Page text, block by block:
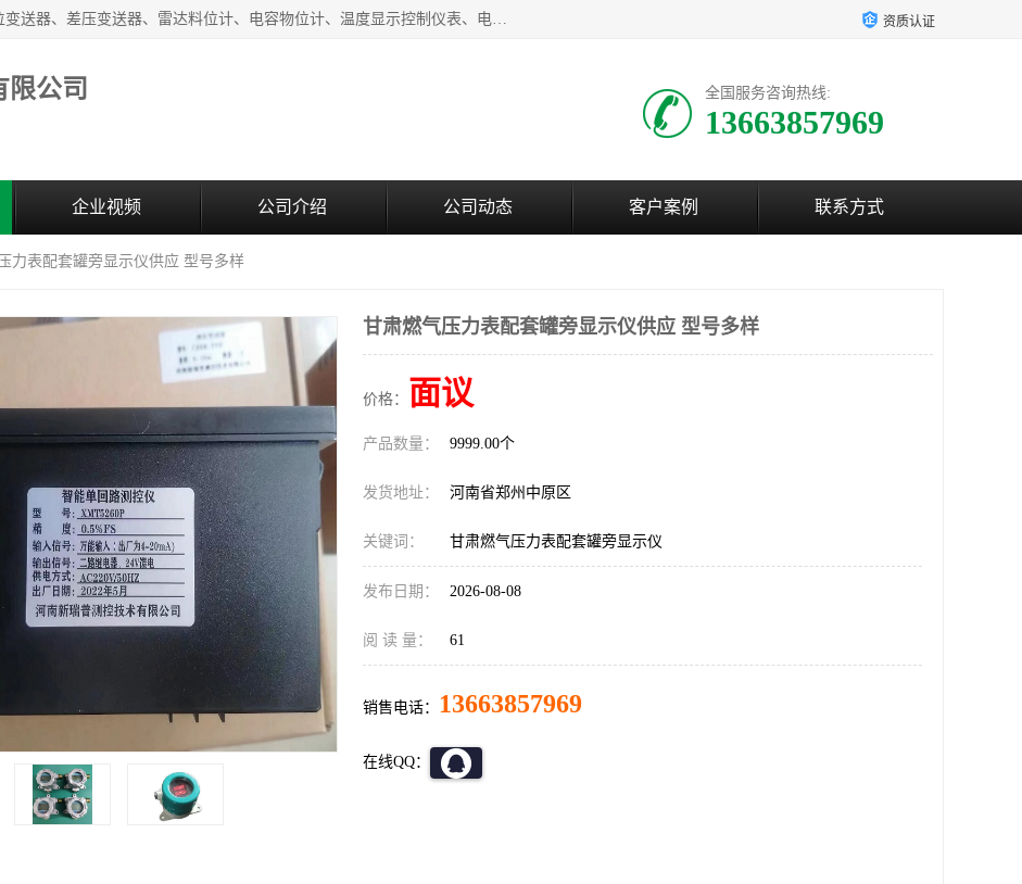
河南新瑞普测控技术有限公司主营：压力变送器、液位变送器、差压变送器、雷达料位计、电容物位计、温度显示控制仪表、电量变送器、流量计、工业自动化系统成套设备。 资质认证
公司 全国服务咨询热线:
13663857969
企业视频 公司介绍 公司动态 客户案例 联系方式
力表配套罐旁显示仪供应 型号多样
甘肃燃气压力表配套罐旁显示仪供应 型号多样
价格： 面议
产品数量： 9999.00个
发货地址： 河南省郑州中原区
关键词： 甘肃燃气压力表配套罐旁显示仪
发布日期： 2026-08-08
阅 读 量： 61
销售电话： 13663857969
在线QQ：